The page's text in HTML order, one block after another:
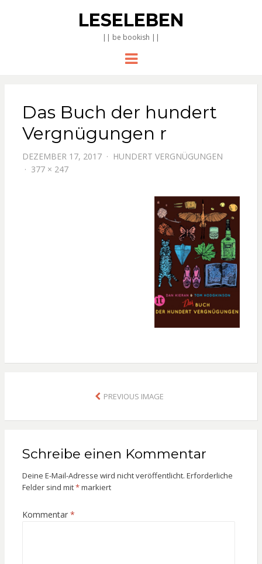
LESELEBEN
|| be bookish ||
Menu
Das Buch der hundert
Vergnügungen r
DEZEMBER 17, 2017
HUNDERT VERGNÜGUNGEN
377 × 247
PREVIOUS IMAGE
Schreibe einen Kommentar
Deine E-Mail-Adresse wird nicht veröffentlicht. Erforderliche
Felder sind mit*markiert
Kommentar *